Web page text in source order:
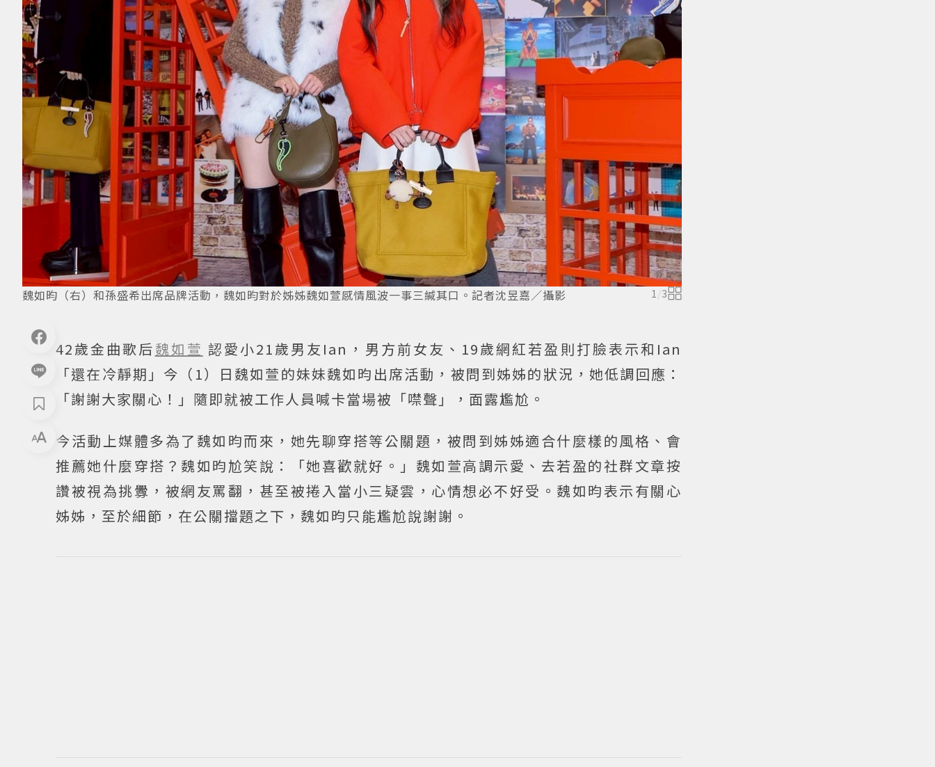
魏如昀（右）和孫盛希出席品牌活動，魏如昀對於姊姊魏如萱感情風波一事三緘其口。記者沈昱嘉／攝影 1 /3
42歲金曲歌后魏如萱 認愛小21歲男友Ian，男方前女友、19歲網紅若盈則打臉表示和Ian
「還在冷靜期」今（1）日魏如萱的妹妹魏如昀出席活動，被問到姊姊的狀況，她低調回應：
「謝謝大家關心！」隨即就被工作人員喊卡當場被「噤聲」，面露尷尬。
今活動上媒體多為了魏如昀而來，她先聊穿搭等公關題，被問到姊姊適合什麼樣的風格、會
推薦她什麼穿搭？魏如昀尬笑說：「她喜歡就好。」魏如萱高調示愛、去若盈的社群文章按
讚被視為挑釁，被網友罵翻，甚至被捲入當小三疑雲，心情想必不好受。魏如昀表示有關心
姊姊，至於細節，在公關擋題之下，魏如昀只能尷尬說謝謝。